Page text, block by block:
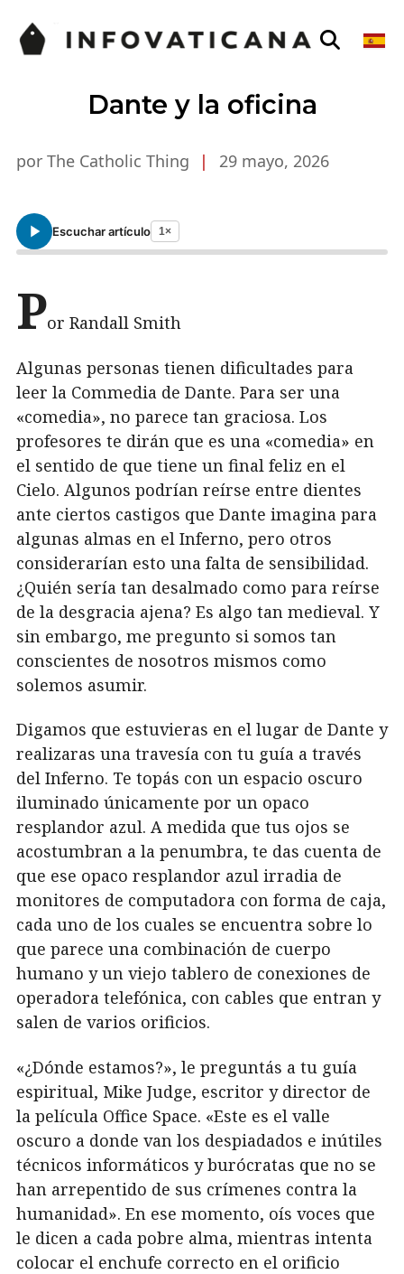
Dante y la oficina
por The Catholic Thing | 29 mayo, 2026
Escuchar artículo 1×
Por Randall Smith
Algunas personas tienen dificultades para
leer la Commedia de Dante. Para ser una
«comedia», no parece tan graciosa. Los
profesores te dirán que es una «comedia» en
el sentido de que tiene un final feliz en el
Cielo. Algunos podrían reírse entre dientes
ante ciertos castigos que Dante imagina para
algunas almas en el Inferno, pero otros
considerarían esto una falta de sensibilidad.
¿Quién sería tan desalmado como para reírse
de la desgracia ajena? Es algo tan medieval. Y
sin embargo, me pregunto si somos tan
conscientes de nosotros mismos como
solemos asumir.
Digamos que estuvieras en el lugar de Dante y
realizaras una travesía con tu guía a través
del Inferno. Te topás con un espacio oscuro
iluminado únicamente por un opaco
resplandor azul. A medida que tus ojos se
acostumbran a la penumbra, te das cuenta de
que ese opaco resplandor azul irradia de
monitores de computadora con forma de caja,
cada uno de los cuales se encuentra sobre lo
que parece una combinación de cuerpo
humano y un viejo tablero de conexiones de
operadora telefónica, con cables que entran y
salen de varios orificios.
«¿Dónde estamos?», le preguntás a tu guía
espiritual, Mike Judge, escritor y director de
la película Office Space. «Este es el valle
oscuro a donde van los despiadados e inútiles
técnicos informáticos y burócratas que no se
han arrepentido de sus crímenes contra la
humanidad». En ese momento, oís voces que
le dicen a cada pobre alma, mientras intenta
colocar el enchufe correcto en el orificio